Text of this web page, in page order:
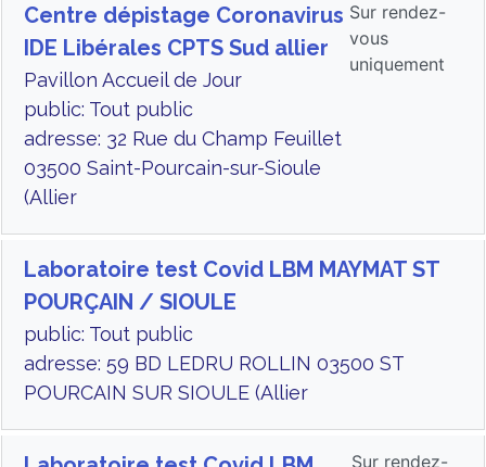
Centre dépistage Coronavirus
IDE Libérales CPTS Sud allier
Pavillon Accueil de Jour
public: Tout public
adresse: 32 Rue du Champ Feuillet
03500 Saint-Pourcain-sur-Sioule
(Allier
Sur rendez-
vous
uniquement
Laboratoire test Covid LBM MAYMAT ST
POURÇAIN / SIOULE
public: Tout public
adresse: 59 BD LEDRU ROLLIN 03500 ST
POURCAIN SUR SIOULE (Allier
Sur rendez-